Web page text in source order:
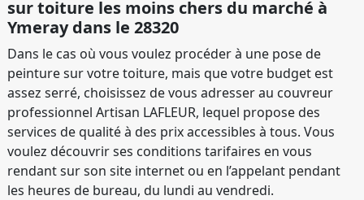
sur toiture les moins chers du marché à
Ymeray dans le 28320
Dans le cas où vous voulez procéder à une pose de
peinture sur votre toiture, mais que votre budget est
assez serré, choisissez de vous adresser au couvreur
professionnel Artisan LAFLEUR, lequel propose des
services de qualité à des prix accessibles à tous. Vous
voulez découvrir ses conditions tarifaires en vous
rendant sur son site internet ou en l’appelant pendant
les heures de bureau, du lundi au vendredi.